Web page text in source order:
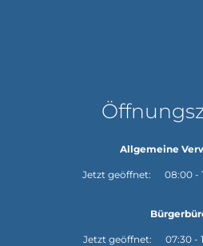
Allgemeine
Klicken, um weitere
Jetzt geöffnet: 08:00 -
Klicken, um weitere
Jetzt geöffnet: 07:30-